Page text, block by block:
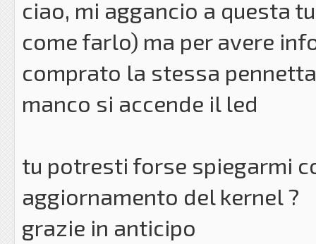
ciao, mi aggancio a questa
come farlo) ma per avere
comprato la stessa
manco si accende il led
tu potresti forse spiegarmi
aggiornamento del kernel ?
grazie in anticipo